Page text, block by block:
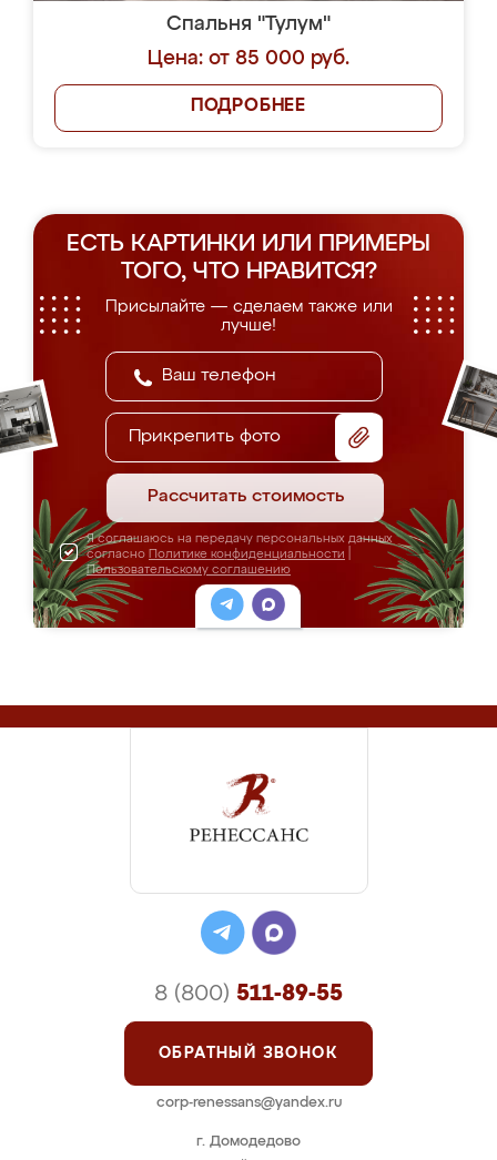
Спальня "Тулум"
Цена: от 85 000 руб.
ПОДРОБНЕЕ
ЕСТЬ КАРТИНКИ ИЛИ ПРИМЕРЫ
ТОГО, ЧТО НРАВИТСЯ?
Присылайте — сделаем также или
лучше!
Прикрепить фото
Рассчитать стоимость
Я соглашаюсь на передачу персональных данных
согласно Политике конфиденциальности
Пользовательскому соглашению
г. Домодедово
8 (800) 511-89-55
ОБРАТНЫЙ ЗВОНОК
corp-renessans@yandex.ru